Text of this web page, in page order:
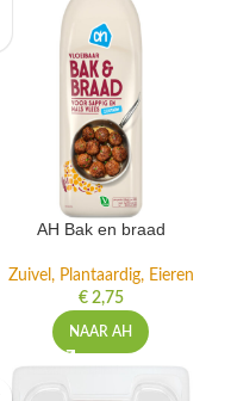
AH Bak en braad
Zuivel, Plantaardig, Eieren
€2,75
NAAR AH